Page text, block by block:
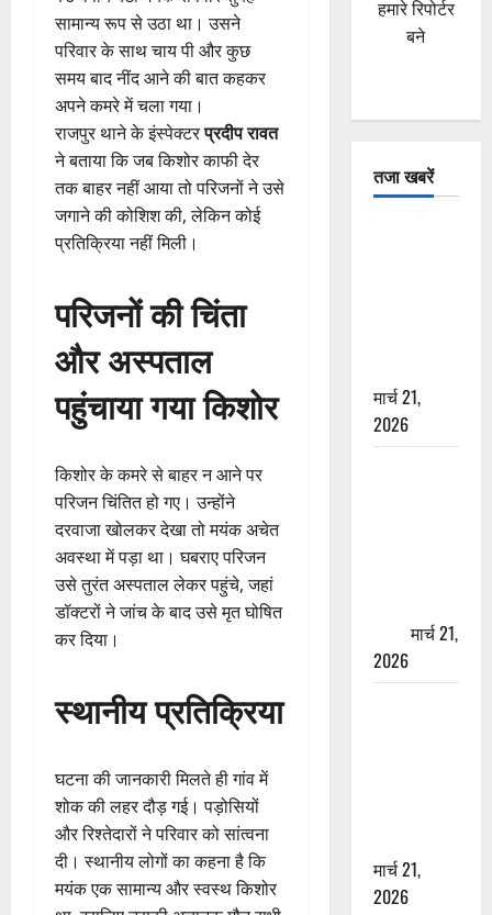
सामान्य रूप से उठा था। उसने
परिवार के साथ चाय पी और कुछ
समय बाद नींद आने की बात कहकर
अपने कमरे में चला गया।
राजपुर थाने के इंस्पेक्टरप्रदीप रावत
ने बताया कि जब किशोर काफी देर
तक बाहर नहीं आया तो परिजनों ने उसे
जगाने की कोशिश की, लेकिन कोई
प्रतिक्रिया नहीं मिली।
परिजनों की चिंता
और अस्पताल
पहुंचाया गया किशोर
किशोर के कमरे से बाहर न आने पर
परिजन चिंतित हो गए। उन्होंने
दरवाजा खोलकर देखा तो मयंक अचेत
अवस्था में पड़ा था। घबराए परिजन
उसे तुरंत अस्पताल लेकर पहुंचे, जहां
डॉक्टरों ने जांच के बाद उसे मृत घोषित
कर दिया।
स्थानीय प्रतिक्रिया
घटना की जानकारी मिलते ही गांव में
शोक की लहर दौड़ गई। पड़ोसियों
और रिश्तेदारों ने परिवार को सांत्वना
दी। स्थानीय लोगों का कहना है कि
मयंक एक सामान्य और स्वस्थ किशोर
हमारे रिपोर्टर
बने
तजा खबरें
मार्च 21,
2026
मार्च 21,
2026
मार्च 21,
2026